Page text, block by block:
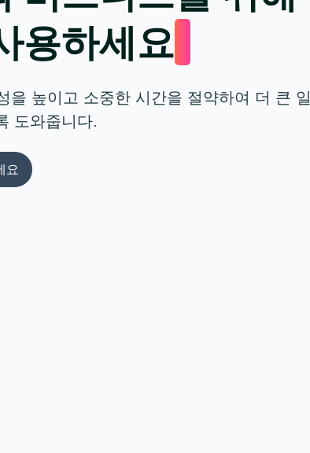
용하세요
을 높이고 소중한 시간을 절약하여 더 큰 일
도와줍니다.
요